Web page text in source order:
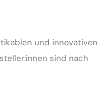
und innovativen
sind nach